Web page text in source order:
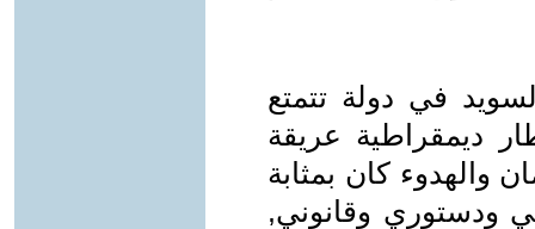
في دولة تتمتع
ديمقراطية عريقة
والهدوء كان بمثابة
ودستوري وقانوني,